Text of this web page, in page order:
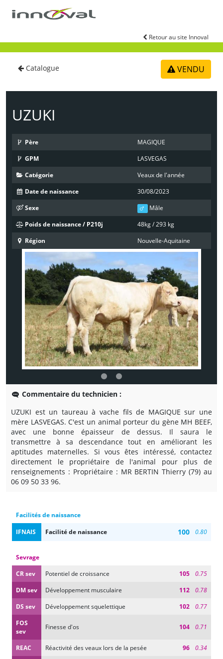
Retour au site Innoval
Catalogue VENDU
UZUKI
Père
MAGIQUE
GPM
LASVEGAS
Catégorie
Veaux de l'année
Date de naissance
30/08/2023
Sexe
Mâle
Poids de naissance / P210j
48kg / 293 kg
Région
Nouvelle-Aquitaine
Commentaire du technicien :
UZUKI est un taureau à vache fils de MAGIQUE sur une
mère LASVEGAS. C'est un animal porteur du gène MH BEEF,
avec une bonne épaisseur de dessus. Il saura le
transmettre à sa descendance tout en améliorant les
aptitudes maternelles. Si vous êtes intéressé, contactez
directement le propriétaire de l'animal pour plus de
renseignements : Propriétaire : MR BERTIN Thierry (79) au
06 09 50 33 96.
Facilités de naissance
IFNAIS
Facilité de naissance 100 0.80
Sevrage
CR sev
Potentiel de croissance 105
0.75
DM sev
Développement musculaire 112
0.78
DS sev
Développement squelettique 102
0.77
FOS
sev
Finesse d'os 104 0.71
REAC Réactivité des veaux lors de la pesée 96
0.34